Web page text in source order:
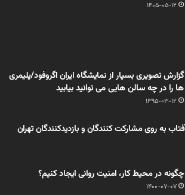
1405-05-12
گزارش تصویری بسپار از نمایشگاه ایران اگروفود/پلیمری
ها را در چه سالن هایی می توانید بیابید
1395-03-12
به روی مشارکت کنندگان و بازدیدکنندگان تهران
چگونه در محیط کار، امنیت روانی ایجاد کنیم؟
1400-07-07